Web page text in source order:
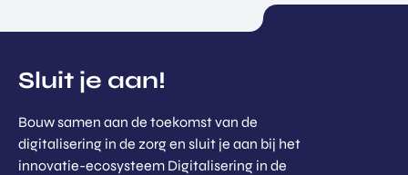
Sluit je aan!
Bouw samen aan de toekomst van de
digitalisering in de zorg en sluit je aan bij het
innovatie-ecosysteem Digitalisering in de